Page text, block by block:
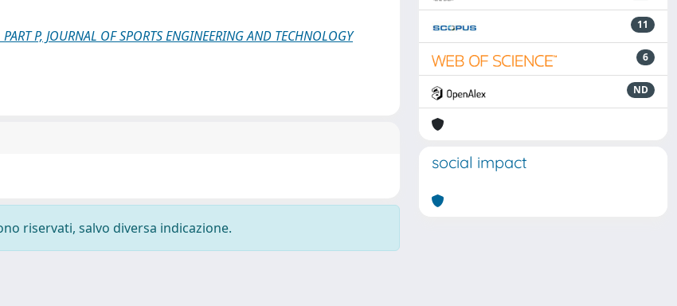
P, JOURNAL OF SPORTS ENGINEERING AND TECHNOLOGY
riservati, salvo diversa indicazione.
11
6
ND
social impact